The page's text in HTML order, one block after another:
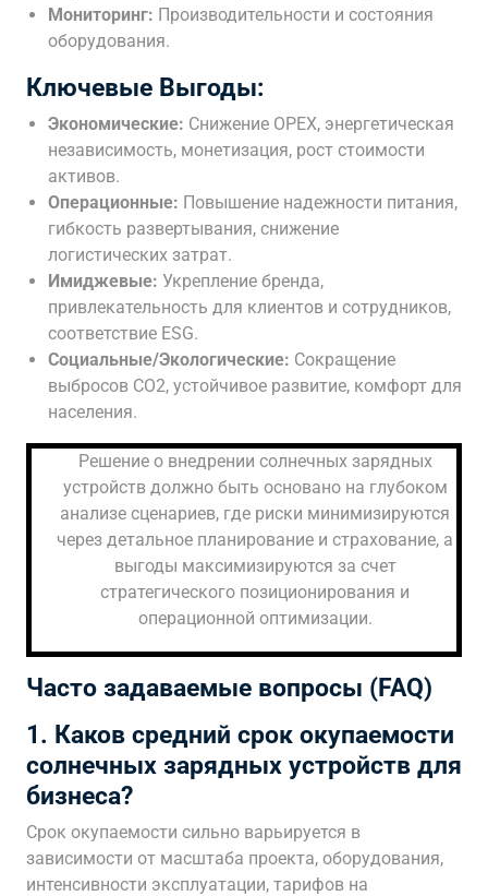
Мониторинг: Производительности и состояния
оборудования.
Ключевые Выгоды:
Экономические: Снижение OPEX, энергетическая
независимость, монетизация, рост стоимости
активов.
Операционные: Повышение надежности питания,
гибкость развертывания, снижение
логистических затрат.
Имиджевые: Укрепление бренда,
привлекательность для клиентов и сотрудников,
соответствие ESG.
Социальные/Экологические: Сокращение
выбросов CO2, устойчивое развитие, комфорт для
населения.
Решение о внедрении солнечных зарядных
устройств должно быть основано на глубоком
анализе сценариев, где риски минимизируются
через детальное планирование и страхование, а
выгоды максимизируются за счет
стратегического позиционирования и
операционной оптимизации.
Часто задаваемые вопросы (FAQ)
1. Каков средний срок окупаемости
солнечных зарядных устройств для
бизнеса?
Срок окупаемости сильно варьируется в
зависимости от масштаба проекта, оборудования,
интенсивности эксплуатации, тарифов на